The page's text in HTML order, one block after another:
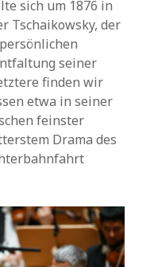
sich um 1876 in
Tschaikowsky, der
seiner
finden wir
etwa in seiner
feinster
Drama des